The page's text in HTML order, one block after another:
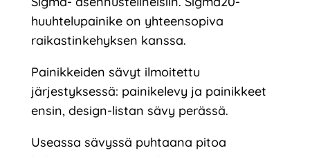
huuhtelupainike on yhteensopiva
raikastinkehyksen kanssa.
Painikkeiden sävyt ilmoitettu
järjestyksessä: painikelevy ja painikkeet
ensin, design-listan sävy perässä.
Useassa sävyssä puhtaana pitoa